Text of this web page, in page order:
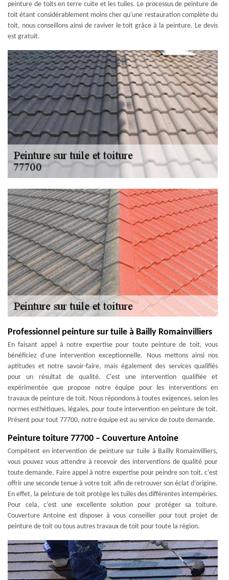
peinture de toits en terre cuite et les tuiles. Le processus de peinture de
toit étant considérablement moins cher qu'une restauration complète du
toit, nous conseillons ainsi de raviver le toit grâce à la peinture. Le devis
est gratuit.
Professionnel peinture sur tuile à Bailly Romainvilliers
En faisant appel à notre expertise pour toute peinture de toit, vous
bénéficiez d'une intervention exceptionnelle. Nous mettons ainsi nos
aptitudes et notre savoir-faire, mais également des services qualifiés
pour un résultat de qualité. C'est une intervention qualifiée et
expérimentée que propose notre équipe pour les interventions en
travaux de peinture de toit. Nous répondons à toutes exigences, selon les
normes esthétiques, légales, pour toute intervention en peinture de toit.
Présent pour tout 77700, notre équipe est au service de toute demande.
Peinture toiture 77700 – Couverture Antoine
Compétent en intervention de peinture sur tuile à Bailly Romainvilliers,
vous pouvez vous attendre à recevoir des interventions de qualité pour
toute demande. Faire appel à notre expertise pour peindre son toit, c’est
offrir une seconde tenue à votre toit afin de retrouver son éclat d’origine.
En effet, la peinture de toit protège les tuiles des différentes intempéries.
Pour cela, c’est une excellente solution pour protéger sa toiture.
Couverture Antoine est disposer à vous conseiller pour tout projet de
peinture de toit ou tous autres travaux de toit pour toute la région.